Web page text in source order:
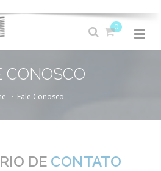
0
CONOSCO
Fale Conosco
DE CONTATO